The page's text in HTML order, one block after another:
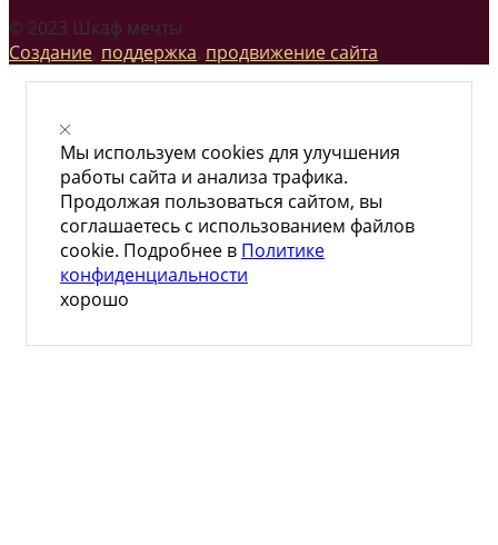
© 2023 Шкаф мечты
Создание, поддержка, продвижение сайта
Мы используем cookies для улучшения
работы сайта и анализа трафика.
Продолжая пользоваться сайтом, вы
соглашаетесь с использованием файлов
cookie. Подробнее в Политике
конфиденциальности
хорошо